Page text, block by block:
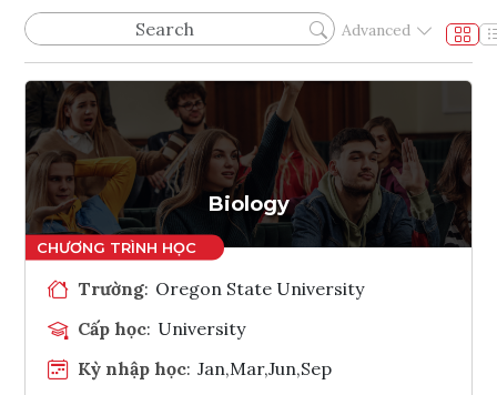
Advanced
Biology
Trường: Oregon State University
Cấp học: University
Kỳ nhập học: Jan,Mar,Jun,Sep